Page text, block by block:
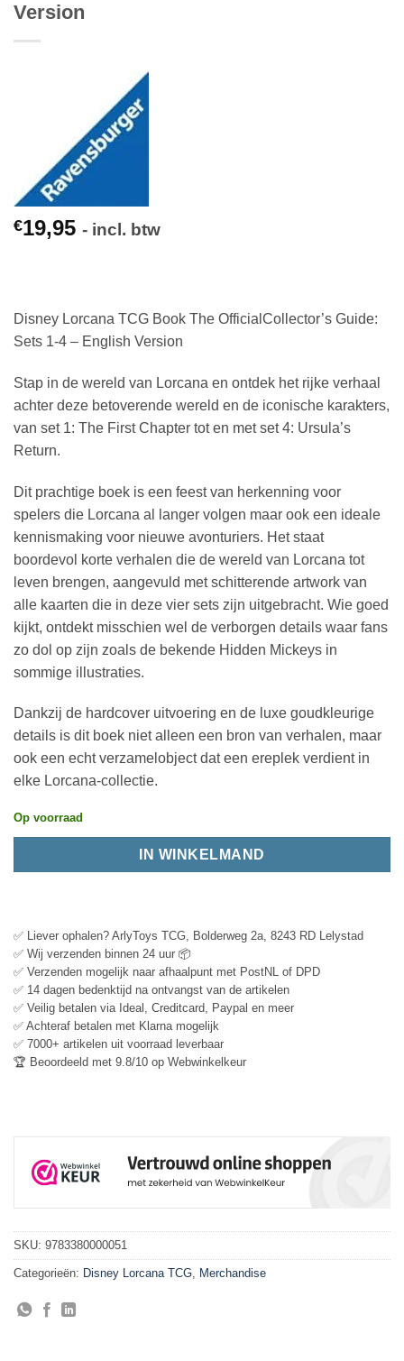
Version
€19,95 - incl. btw
Disney Lorcana TCG Book The OfficialCollector’s Guide:
Sets 1-4 – English Version
Stap in de wereld van Lorcana en ontdek het rijke verhaal
achter deze betoverende wereld en de iconische karakters,
van set 1: The First Chapter tot en met set 4: Ursula’s
Return.
Dit prachtige boek is een feest van herkenning voor
spelers die Lorcana al langer volgen maar ook een ideale
kennismaking voor nieuwe avonturiers. Het staat
boordevol korte verhalen die de wereld van Lorcana tot
leven brengen, aangevuld met schitterende artwork van
alle kaarten die in deze vier sets zijn uitgebracht. Wie goed
kijkt, ontdekt misschien wel de verborgen details waar fans
zo dol op zijn zoals de bekende Hidden Mickeys in
sommige illustraties.
Dankzij de hardcover uitvoering en de luxe goudkleurige
details is dit boek niet alleen een bron van verhalen, maar
ook een echt verzamelobject dat een ereplek verdient in
elke Lorcana-collectie.
Op voorraad
IN WINKELMAND
✅ Liever ophalen? ArlyToys TCG, Bolderweg 2a, 8243 RD Lelystad
✅ Wij verzenden binnen 24 uur 📦
✅ Verzenden mogelijk naar afhaalpunt met PostNL of DPD
✅ 14 dagen bedenktijd na ontvangst van de artikelen
✅ Veilig betalen via Ideal, Creditcard, Paypal en meer
✅ Achteraf betalen met Klarna mogelijk
✅ 7000+ artikelen uit voorraad leverbaar
🏆 Beoordeeld met 9.8/10 op Webwinkelkeur
SKU: 9783380000051
Categorieën: Disney Lorcana TCG Merchandise